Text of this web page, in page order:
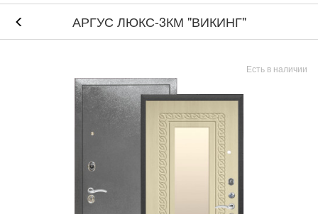
АРГУС ЛЮКС-3КМ "ВИКИНГ"
Есть в наличии